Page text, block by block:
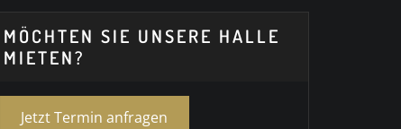
MÖCHTEN SIE UNSERE HALLE
MIETEN?
Jetzt Termin anfragen